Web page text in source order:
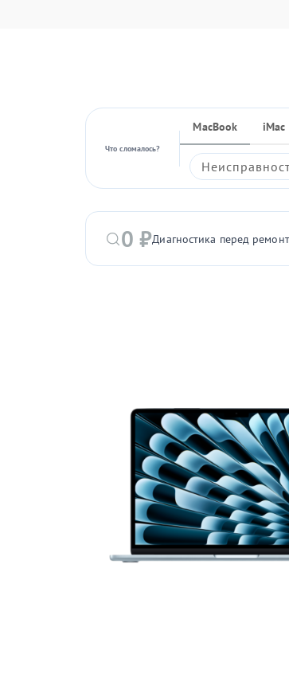
Что сломалось?
MacBook iMac
0 ₽Диагностика перед